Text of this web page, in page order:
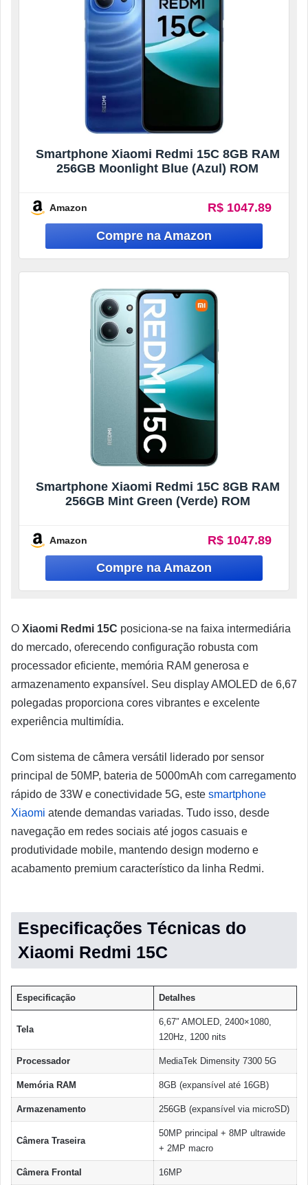
Smartphone Xiaomi Redmi 15C 8GB RAM
256GB Moonlight Blue (Azul) ROM
Amazon R$ 1047.89
Smartphone Xiaomi Redmi 15C 8GB RAM
256GB Mint Green (Verde) ROM
Amazon R$ 1047.89
O Xiaomi Redmi 15C posiciona-se na faixa intermediária
do mercado, oferecendo configuração robusta com
processador eficiente, memória RAM generosa e
armazenamento expansível. Seu display AMOLED de 6,67
polegadas proporciona cores vibrantes e excelente
experiência multimídia.
Com sistema de câmera versátil liderado por sensor
principal de 50MP, bateria de 5000mAh com carregamento
rápido de 33W e conectividade 5G, este smartphone
Xiaomi atende demandas variadas. Tudo isso, desde
navegação em redes sociais até jogos casuais e
produtividade mobile, mantendo design moderno e
acabamento premium característico da linha Redmi.
Especificações Técnicas do
Xiaomi Redmi 15C
Especificação Detalhes
Tela
6,67″ AMOLED, 2400×1080,
120Hz, 1200 nits
Processador MediaTek Dimensity 7300 5G
Memória RAM 8GB (expansível até 16GB)
Armazenamento 256GB (expansível via microSD)
Câmera Traseira
50MP principal + 8MP ultrawide
+ 2MP macro
Câmera Frontal 16MP